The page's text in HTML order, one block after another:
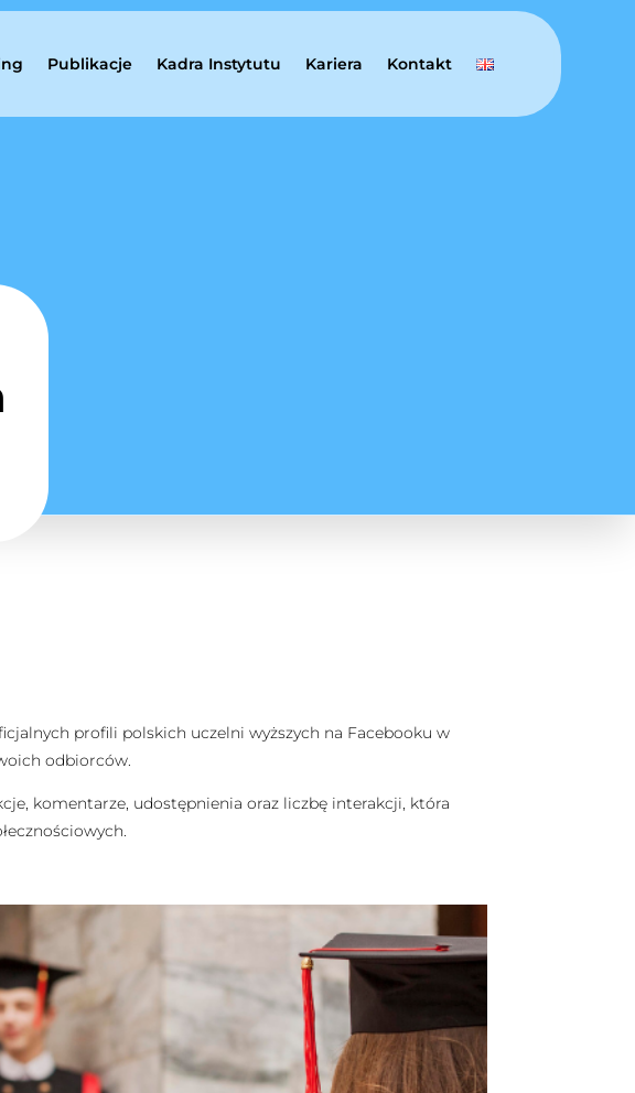
Publikacje Kadra Instytutu Kariera Kontakt
profili polskich uczelni wyższych na Facebooku w
odbiorców.
komentarze, udostępnienia oraz liczbę interakcji, która